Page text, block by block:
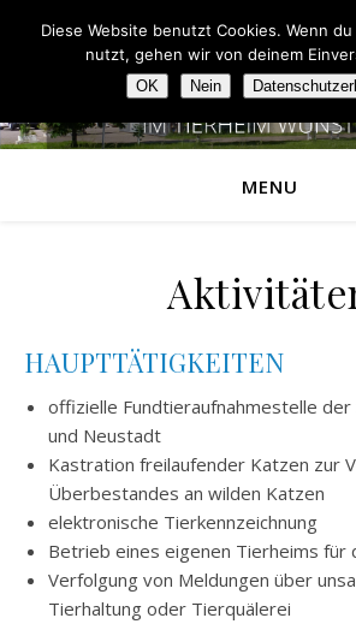
MENU
HAUPTTÄTIGKEITEN
offizielle Fundtieraufnahmestelle
und Neustadt
Kastration freilaufender Katzen zur
Überbestandes an wilden Katzen
elektronische Tierkennzeichnung
Betrieb eines eigenen Tierheims für
Verfolgung von Meldungen über
Tierhaltung oder Tierquälerei
Diese Website benutzt Cookies. Wenn
nutzt, gehen wir von deinem
OK Nein